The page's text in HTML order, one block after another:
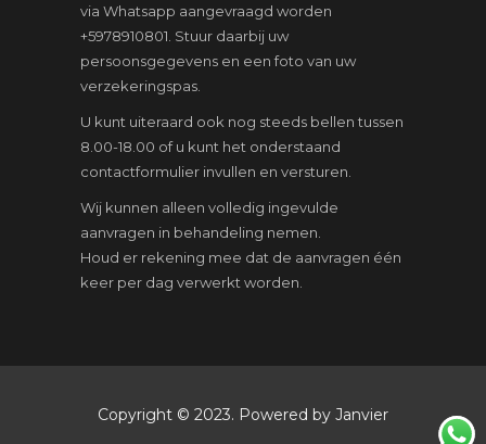
via Whatsapp aangevraagd worden
+5978910801. Stuur daarbij uw
persoonsgegevens en een foto van uw
verzekeringspas.
U kunt uiteraard ook nog steeds bellen tussen
8.00-18.00 of u kunt het onderstaand
contactformulier invullen en versturen.
Wij kunnen alleen volledig ingevulde
aanvragen in behandeling nemen.
Houd er rekening mee dat de aanvragen één
keer per dag verwerkt worden.
Copyright © 2023. Powered by Janvier